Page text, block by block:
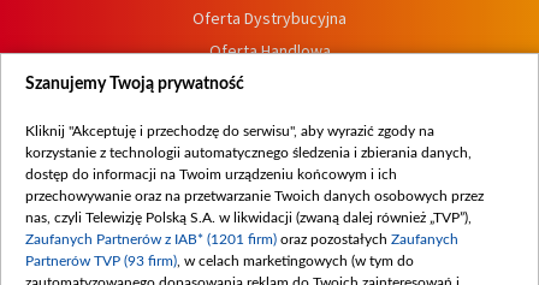
Oferta Dystrybucyjna
Oferta Handlowa
Dostępność
Procedura zgłoszeń wewnętrznych
Szanujemy Twoją prywatność
Kliknij "Akceptuję i przechodzę do serwisu", aby wyrazić zgody na
korzystanie z technologii automatycznego śledzenia i zbierania danych,
dostęp do informacji na Twoim urządzeniu końcowym i ich
przechowywanie oraz na przetwarzanie Twoich danych osobowych przez
nas, czyli Telewizję Polską S.A. w likwidacji (zwaną dalej również „TVP”),
Zaufanych Partnerów z IAB* (1201 firm) oraz pozostałych Zaufanych
Partnerów TVP (93 firm) , w celach marketingowych (w tym do